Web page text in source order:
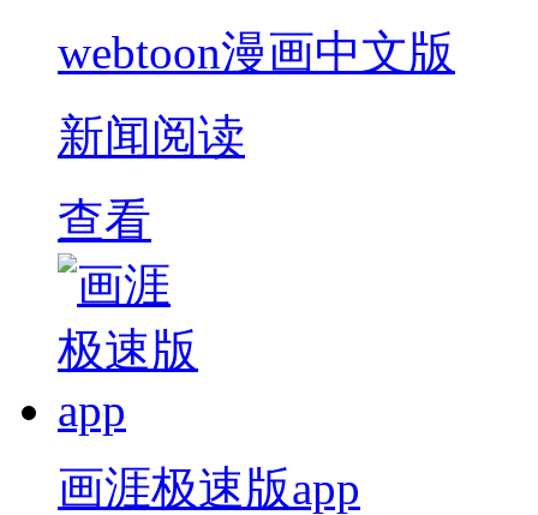
webtoon漫画中文版
新闻阅读
查看
画涯极速版app